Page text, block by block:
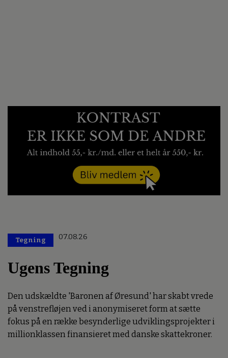
Tegning 07.08.26
Ugens Tegning
Den udskældte 'Baronen af Øresund' har skabt vrede
på venstrefløjen ved i anonymiseret form at sætte
fokus på en række besynderlige udviklingsprojekter i
millionklassen finansieret med danske skattekroner.